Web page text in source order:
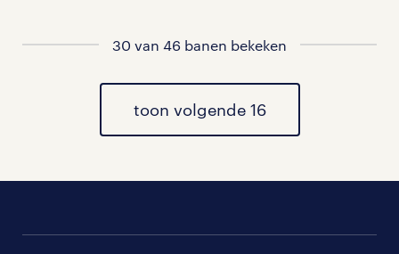
30 van 46 banen bekeken
toon volgende 16